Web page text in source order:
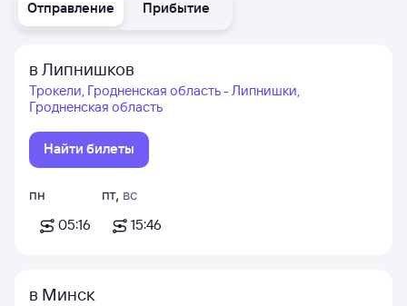
Отправление Прибытие
в Липнишков
Трокели, Гродненская область - Липнишки,
Гродненская область
Найти билеты
пн
05:16
пт, вс
15:46
в Минск